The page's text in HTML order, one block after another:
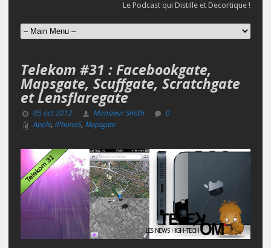
Le Podcast qui Distille et Decortique !
Telekom #31 : Facebookgate,
Mapsgate, Scuffgate, Scratchgate
et Lensflaregate
05 oct 2012 Monsieur Smith
0
Apple, iPhone5, Mapsgate